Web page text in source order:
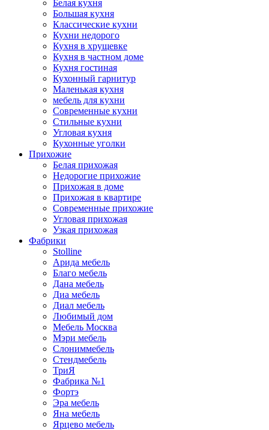
Белая кухня
Большая кухня
Классические кухни
Кухни недорого
Кухня в хрущевке
Кухня в частном доме
Кухня гостиная
Кухонный гарнитур
Маленькая кухня
мебель для кухни
Современные кухни
Стильные кухни
Угловая кухня
Кухонные уголки
Прихожие
Белая прихожая
Недорогие прихожие
Прихожая в доме
Прихожая в квартире
Современные прихожие
Угловая прихожая
Узкая прихожая
Фабрики
Stolline
Арида мебель
Благо мебель
Дана мебель
Диа мебель
Диал мебель
Любимый дом
Мебель Москва
Мэри мебель
Слониммебель
Стендмебель
ТриЯ
Фабрика №1
Фортэ
Эра мебель
Яна мебель
Ярцево мебель